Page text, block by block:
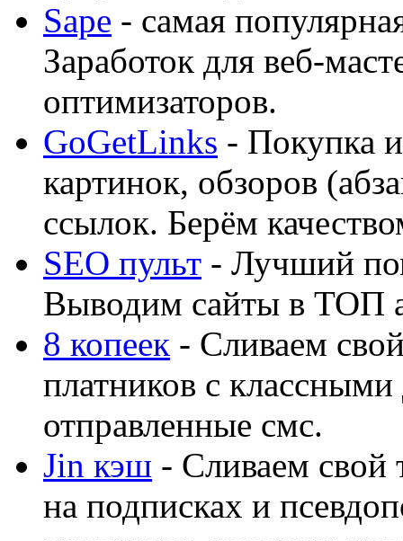
Sape - самая
Заработок для веб-
оптимизаторов.
GoGetLinks - Покупка
картинок, обзоров
ссылок. Берём
SEO пульт - Лучший
Выводим сайты в ТОП
8 копеек - Сливаем
платников с
отправленные смс.
Jin кэш - Сливаем свой
на подписках и